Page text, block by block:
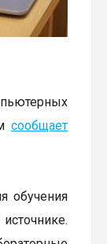
сообщает
обучения